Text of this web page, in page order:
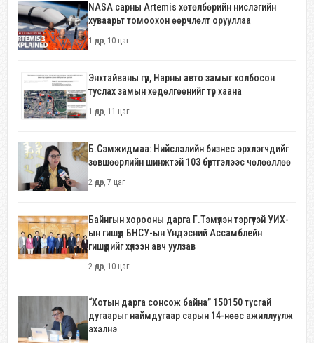
NASA сарны Artemis хөтөлбөрийн нислэгийн
хуваарьт томоохон өөрчлөлт орууллаа
1 өдөр, 10 цаг
Энхтайваны гүүр, Нарны авто замыг холбосон
туслах замын хөдөлгөөнийг түр хаана
1 өдөр, 11 цаг
Б.Сэмжидмаа: Нийслэлийн бизнес эрхлэгчдийг
зөвшөөрлийн шинжтэй 103 бүртгэлээс чөлөөллөө
2 өдөр, 7 цаг
Байнгын хорооны дарга Г.Тэмүүлэн тэргүүтэй УИХ-
ын гишүүд БНСУ-ын Үндэсний Ассамблейн
гишүүдийг хүлээн авч уулзав
2 өдөр, 10 цаг
“Хотын дарга сонсож байна” 150150 тусгай
дугаарыг наймдугаар сарын 14-нөөс ажиллуулж
эхэлнэ